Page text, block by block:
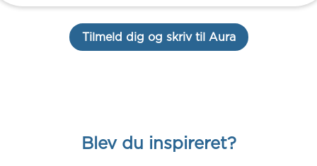
Tilmeld dig og skriv til Aura
Blev du inspireret?